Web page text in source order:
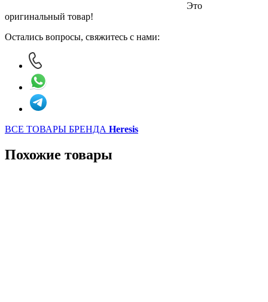
Это
оригинальный товар!
Остались вопросы, свяжитесь с нами:
ВСЕ ТОВАРЫ БРЕНДА Heresis
Похожие товары